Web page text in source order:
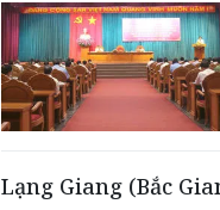
Lạng Giang (Bắc